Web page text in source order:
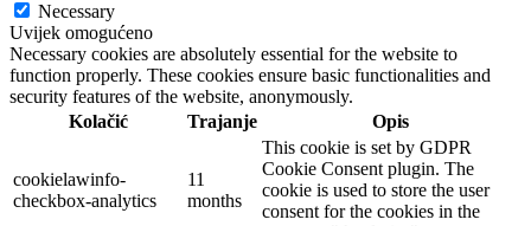
Necessary
Uvijek omogućeno
Necessary cookies are absolutely essential for the website to
function properly. These cookies ensure basic functionalities and
security features of the website, anonymously.
Kolačić
Trajanje Opis
cookielawinfo-
checkbox-analytics
11
months
This cookie is set by GDPR
Cookie Consent plugin. The
cookie is used to store the user
consent for the cookies in the